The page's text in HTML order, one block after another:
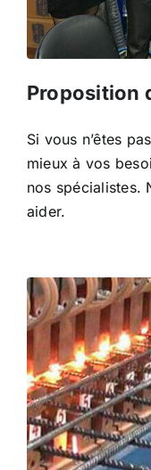
Proposition
Si vous n’êtes
mieux à vos
nos spécialistes.
aider.